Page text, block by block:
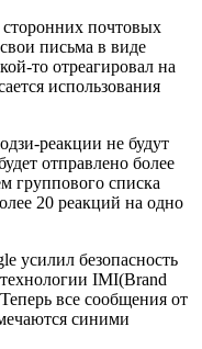
почтовых
письма в виде
то отреагировал на
использования
реакции не будут
отправлено более
группового списка
20 реакций на одно
усилил безопасность
IMI(Brand
все сообщения от
синими